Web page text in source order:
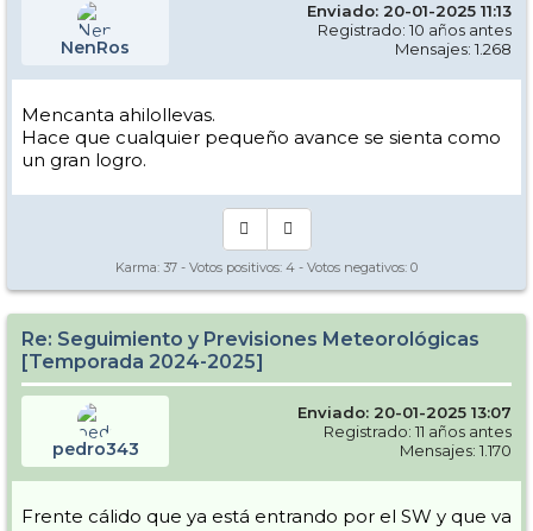
NenRos
Enviado: 20-01-2025 11:13
Registrado: 10 años antes
Mensajes: 1.268
Mencanta ahilollevas.
Hace que cualquier pequeño avance se sienta como
un gran logro.
Karma: 37 - Votos positivos: 4 - Votos negativos: 0
Re: Seguimiento y Previsiones Meteorológicas
[Temporada 2024-2025]
pedro343
Enviado: 20-01-2025 13:07
Registrado: 11 años antes
Mensajes: 1.170
Frente cálido que ya está entrando por el SW y que va